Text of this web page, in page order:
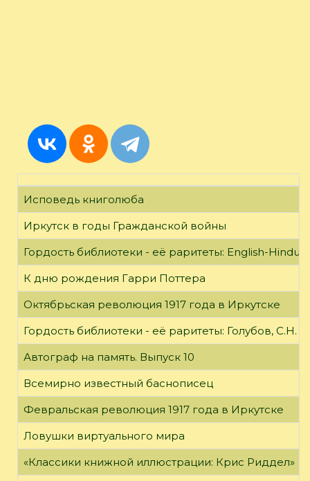
Исповедь книголюба
Иркутск в годы Гражданской войны
Гордость библиотеки - её раритеты: English-
К дню рождения Гарри Поттера
Октябрьская революция 1917 года в Иркутске
Гордость библиотеки - её раритеты: Голубов, С.Н.
Автограф на память. Выпуск 10
Всемирно известный баснописец
Февральская революция 1917 года в Иркутске
Ловушки виртуального мира
«Классики книжной иллюстрации: Крис Риддел»